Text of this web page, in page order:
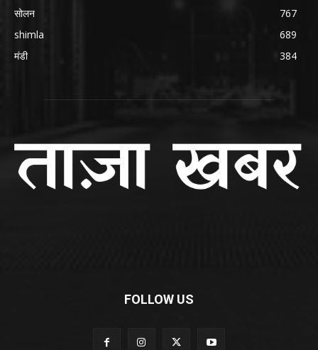
सोलन
767
shimla
689
मंडी
384
FOLLOW US